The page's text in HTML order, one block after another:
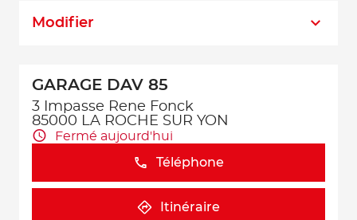
Modifier
GARAGE DAV 85
3 Impasse Rene Fonck
85000 LA ROCHE SUR YON
Fermé aujourd'hui
Téléphone
Itinéraire